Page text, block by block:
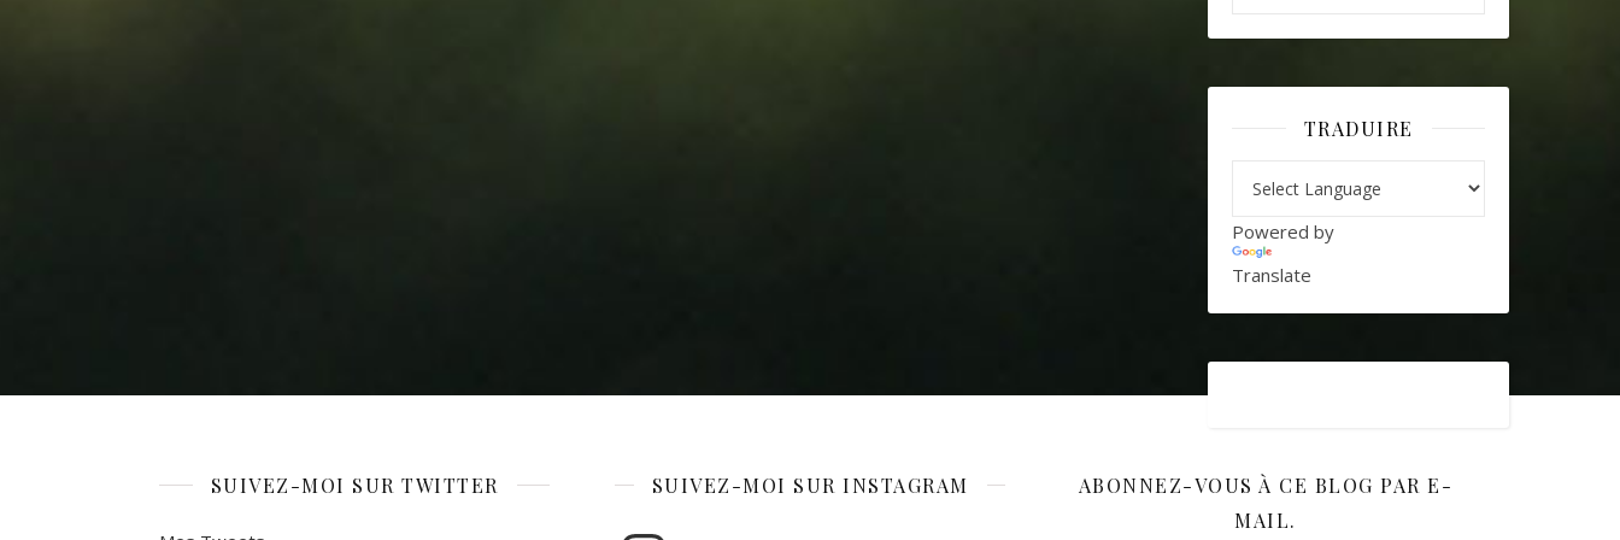
TRADUIRE
Powered by
Translate
SUIVEZ-MOI SUR TWITTER SUIVEZ-MOI SUR INSTAGRAM
Instagram
ABONNEZ-VOUS À CE BLOG PAR E-
MAIL.